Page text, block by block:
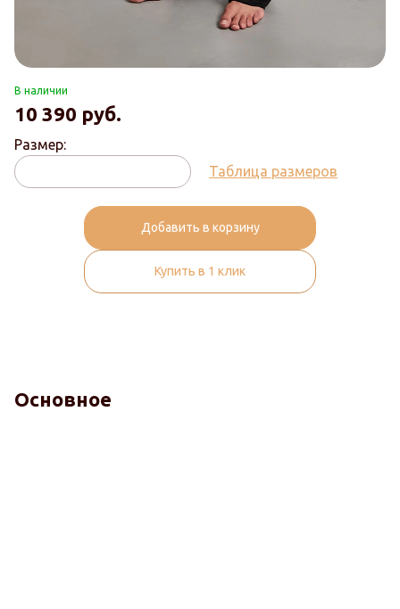
В наличии
10 390 руб.
Размер:
Таблица размеров
Добавить в корзину
Купить в 1 клик
Основное